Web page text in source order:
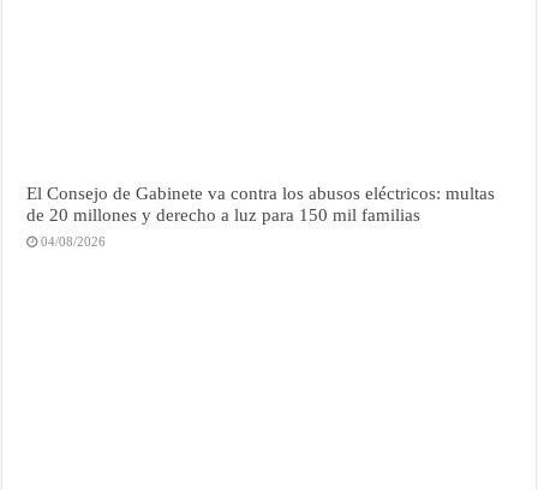
El Consejo de Gabinete va contra los abusos eléctricos: multas
de 20 millones y derecho a luz para 150 mil familias
04/08/2026